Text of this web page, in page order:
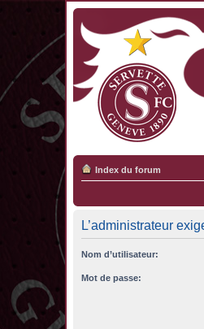
Index du forum
L’administrateur
Nom d’utilisateur:
Mot de passe: